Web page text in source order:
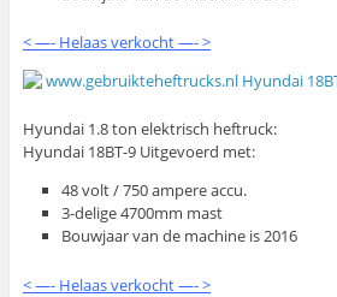
< —- Helaas verkocht —- >
Hyundai 1.8 ton elektrisch heftruck:
Hyundai 18BT-9 Uitgevoerd met:
48 volt / 750 ampere accu.
3-delige 4700mm mast
Bouwjaar van de machine is 2016
< —- Helaas verkocht —- >